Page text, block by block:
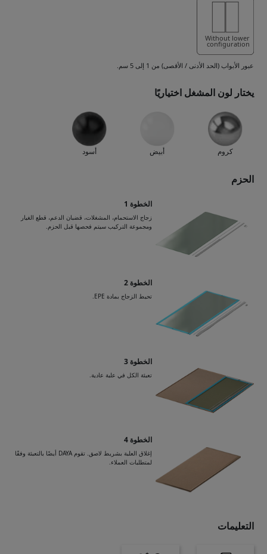
عبور الأبواب (الحد الأدنى / الأقصى) من 1 إلى 5 سم.
يختار لون المشغل اختياريًا
كروم أبيض أسود
الحزم
الخطوة 1
زجاج الاستحمام، المشغلات، قضبان الدعم، قطع الغيار
ومجموعة التركيب سيتم فحصها قبل الحزم.
الخطوة 2
تحيط الزجاج بمادة EPE.
الخطوة 3
تعبئة الكل في علبة عادية.
الخطوة 4
إغلاق العلبة بشريط لاصق. تقوم DAYA أيضًا بالتعبئة وفقًا
لمتطلبات العملاء.
التعليمات